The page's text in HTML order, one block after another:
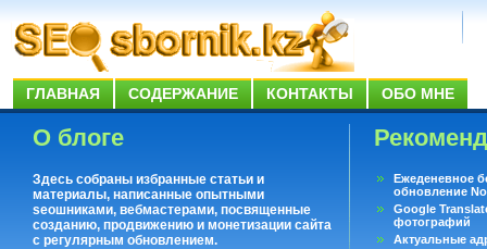
ГЛАВНАЯ СОДЕРЖАНИЕ КОНТАКТЫ ОБО МНЕ
О блоге
Здесь собраны избранные статьи и
материалы, написанные опытными
seoшниками, вебмастерами, посвященные
созданию, продвижению и монетизации сайта
с регулярным обновлением.
Ежеденевное
обновление
Google
фотографий
Актуальные